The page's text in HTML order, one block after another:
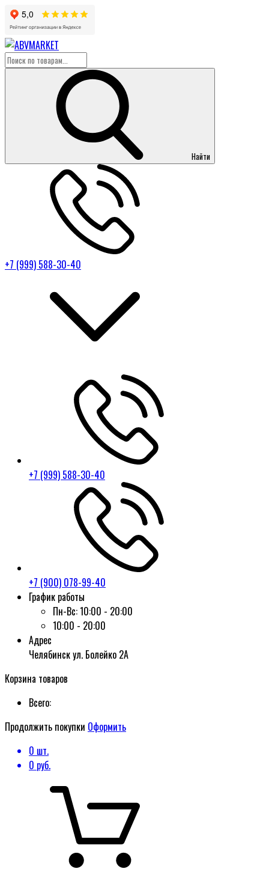
Найти
+7 (999) 588-30-40
+7 (999) 588-30-40
+7 (900) 078-99-40
График работы
Пн-Вс:10:00 - 20:00
10:00 - 20:00
Адрес
Челябинск ул. Болейко 2А
Корзина товаров
Всего:
Продолжить покупки Оформить
0 шт.
0 руб.